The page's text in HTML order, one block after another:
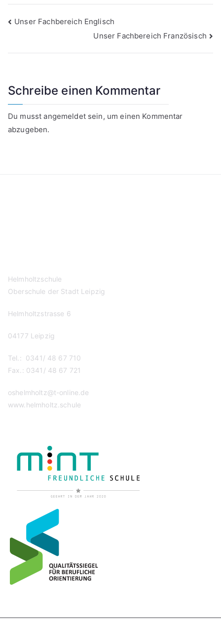
Beitragsnavigation
Unser Fachbereich Englisch
Unser Fachbereich Französisch
Schreibe einen Kommentar
Du musstangemeldetsein, um einen Kommentar
abzugeben.
Helmholtzschule
Oberschule der Stadt Leipzig
Helmholtzstrasse 6
04177 Leipzig
Tel.: 0341/ 48 67 710
Fax.: 0341/ 48 67 721
oshelmholtz@t-online.de
www.helmholtz.schule